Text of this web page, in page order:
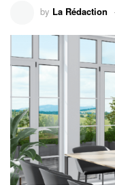
by La Rédaction